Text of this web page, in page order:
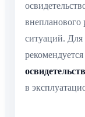
внепланового
ситуаций.
рекомендуется
в